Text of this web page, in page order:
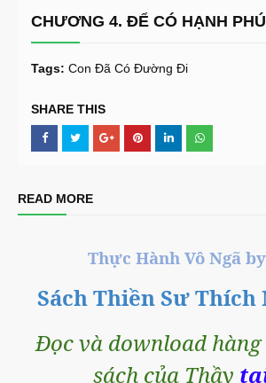
CHƯƠNG 4. ĐỂ CÓ HẠNH
Tags: Con Đã Có Đường Đi
SHARE THIS
READ MORE
Thực Hành Vô Ngã
Sách Thiền Sư Thích
Đọc và download
sách của Thầy